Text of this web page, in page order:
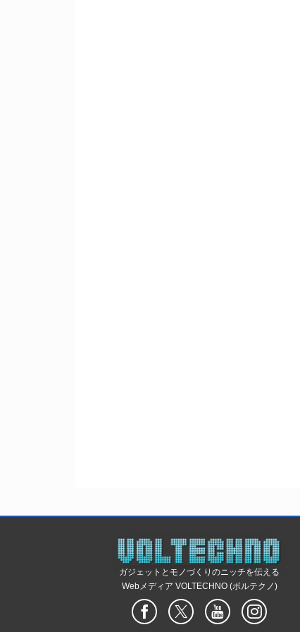
ガジェットとモノづくりのニッチを伝える
Webメディア VOLTECHNO (ボルテクノ)